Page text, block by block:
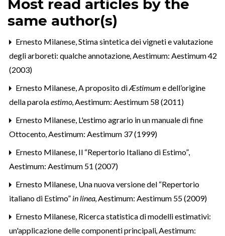
Most read articles by the
same author(s)
Ernesto Milanese,Stima sintetica dei vigneti e valutazione
degli arboreti: qualche annotazione,Aestimum: Aestimum 42
(2003)
Ernesto Milanese,A proposito diÆstimum e dell’origine
della parolaestimo,Aestimum: Aestimum 58 (2011)
Ernesto Milanese, L'estimo agrario in un manuale di fine
Ottocento,Aestimum: Aestimum 37 (1999)
Ernesto Milanese, Il “Repertorio Italiano di Estimo”,
Aestimum: Aestimum 51 (2007)
Ernesto Milanese, Una nuova versione del “Repertorio
italiano di Estimo” in linea,Aestimum: Aestimum 55 (2009)
Ernesto Milanese, Ricerca statistica di modelli estimativi:
un'applicazione delle componenti principali,Aestimum: